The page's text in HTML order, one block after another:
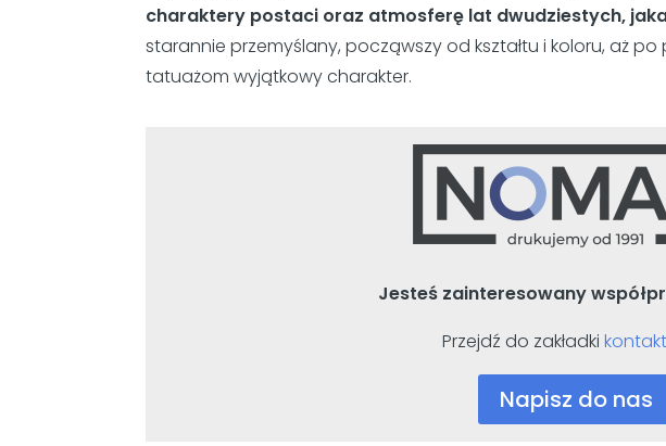
charaktery postaci oraz atmosferę lat dwudziestych,
starannie przemyślany, począwszy od kształtu i koloru, aż
tatuażom wyjątkowy charakter.
Jesteś zainteresowany
Przejdź do zakładki kontakt
Napisz do nas